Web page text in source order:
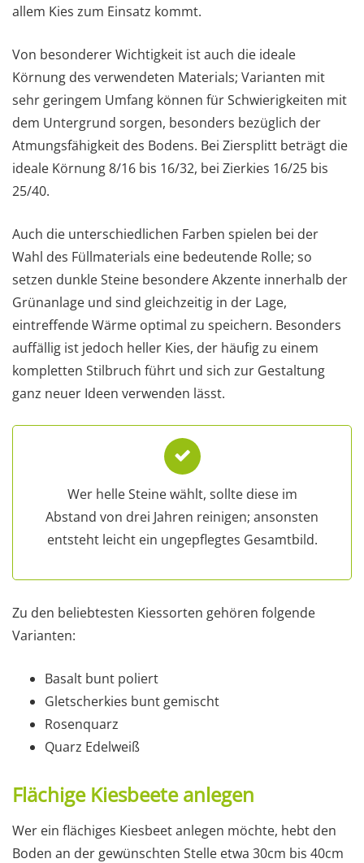
allem Kies zum Einsatz kommt.
Von besonderer Wichtigkeit ist auch die ideale
Körnung des verwendeten Materials; Varianten mit
sehr geringem Umfang können für Schwierigkeiten mit
dem Untergrund sorgen, besonders bezüglich der
Atmungsfähigkeit des Bodens. Bei Ziersplitt beträgt die
ideale Körnung 8/16 bis 16/32, bei Zierkies 16/25 bis
25/40.
Auch die unterschiedlichen Farben spielen bei der
Wahl des Füllmaterials eine bedeutende Rolle; so
setzen dunkle Steine besondere Akzente innerhalb der
Grünanlage und sind gleichzeitig in der Lage,
eintreffende Wärme optimal zu speichern. Besonders
auffällig ist jedoch heller Kies, der häufig zu einem
kompletten Stilbruch führt und sich zur Gestaltung
ganz neuer Ideen verwenden lässt.
Wer helle Steine wählt, sollte diese im
Abstand von drei Jahren reinigen; ansonsten
entsteht leicht ein ungepflegtes Gesamtbild.
Zu den beliebtesten Kiessorten gehören folgende
Varianten:
Basalt bunt poliert
Gletscherkies bunt gemischt
Rosenquarz
Quarz Edelweiß
Flächige Kiesbeete anlegen
Wer ein flächiges Kiesbeet anlegen möchte, hebt den
Boden an der gewünschten Stelle etwa 30cm bis 40cm